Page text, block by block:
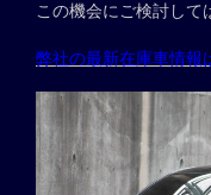
この機会にご検討して
弊社の最新在庫車情報